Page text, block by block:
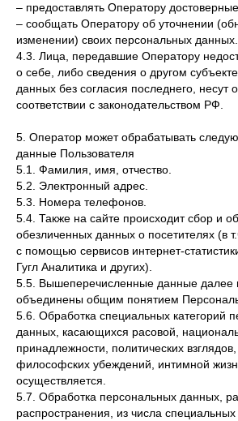
– предоставлять Оператору
– сообщать Оператору об уточнении
изменении) своих персональных данных.
4.3. Лица, передавшие Оператору
о себе, либо сведения о другом
данных без согласия последнего, несут
соответствии с законодательством РФ.
5. Оператор может обрабатывать
данные Пользователя
5.1. Фамилия, имя, отчество.
5.2. Электронный адрес.
5.3. Номера телефонов.
5.4. Также на сайте происходит сбор и
обезличенных данных о посетителях (в
с помощью сервисов интернет-
Гугл Аналитика и других).
5.5. Вышеперечисленные данные далее
объединены общим понятием
5.6. Обработка специальных категорий
данных, касающихся расовой,
принадлежности, политических
философских убеждений, интимной
осуществляется.
5.7. Обработка персональных данных,
распространения, из числа специальных